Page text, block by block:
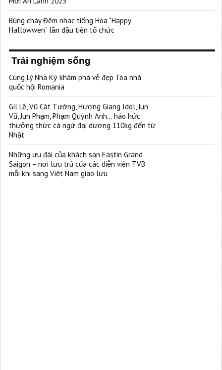
Bùng cháy Đêm nhạc tiếng Hoa “Happy
Hallowwen” lần đầu tiên tổ chức
Trải nghiệm sống
Cùng Lý Nhã Kỳ khám phá vẻ đẹp Tòa nhà
quốc hội Romania
Gil Lê, Vũ Cát Tường, Hương Giang Idol, Jun
Vũ, Jun Phạm, Phạm Quỳnh Anh… háo hức
thưởng thức cá ngừ đại dương 110kg đến từ
Nhật
Những ưu đãi của khách sạn Eastin Grand
Saigon – nơi lưu trú của các diễn viên TVB
mỗi khi sang Việt Nam giao lưu